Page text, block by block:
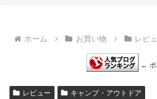
ホーム お買い物 レビ
← ポ
レビュー キャンプ・アウトドア